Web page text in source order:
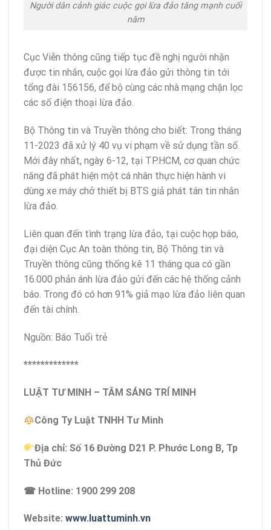
Người dân cảnh giác cuộc gọi lừa đảo tăng mạnh cuối
năm
Cục Viễn thông cũng tiếp tục đề nghị người nhận
được tin nhắn, cuộc gọi lừa đảo gửi thông tin tới
tổng đài 156156, để bộ cùng các nhà mạng chặn lọc
các số điện thoại lừa đảo.
Bộ Thông tin và Truyền thông cho biết: Trong tháng
11-2023 đã xử lý 40 vụ vi phạm về sử dụng tần số.
Mới đây nhất, ngày 6-12, tại TP.HCM, cơ quan chức
năng đã phát hiện một cá nhân thực hiện hành vi
dùng xe máy chở thiết bị BTS giả phát tán tin nhắn
lừa đảo.
Liên quan đến tình trạng lừa đảo, tại cuộc họp báo,
đại diện Cục An toàn thông tin, Bộ Thông tin và
Truyền thông cũng thống kê 11 tháng qua có gần
16.000 phản ánh lừa đảo gửi đến các hệ thống cảnh
báo. Trong đó có hơn 91% giả mạo lừa đảo liên quan
đến tài chính.
Nguồn: Báo Tuổi trẻ
*************
LUẬT TƯ MINH – TÂM SÁNG TRÍ MINH
Công Ty Luật TNHH Tư Minh
Địa chỉ: Số 16 Đường D21 P. Phước Long B, Tp
Thủ Đức
☎ Hotline: 1900 299 208
Website: www.luattuminh.vn